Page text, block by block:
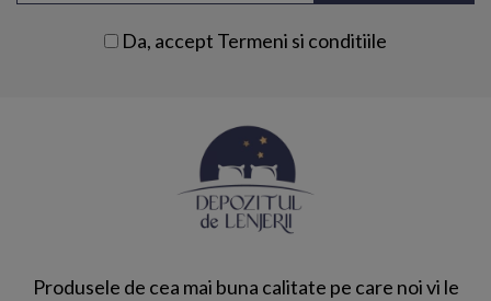
Da, accept Termeni si conditiile
Produsele de cea mai buna calitate pe care noi vi le